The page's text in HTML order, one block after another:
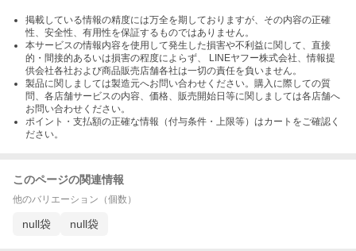
掲載している情報の精度には万全を期しておりますが、その内容の正確
性、安全性、有用性を保証するものではありません。
本サービスの情報内容を使用して発生した損害や不利益に関して、直接
的・間接的あるいは損害の程度によらず、 LINEヤフー株式会社、情報提
供会社各社および商品販売店舗各社は一切の責任を負いません。
製品に関しましては製造元へお問い合わせください。購入に際しての質
問、各店舗サービスの内容、価格、販売開始日等に関しましては各店舗へ
お問い合わせください。
ポイント・支払額の正確な情報（付与条件・上限等）はカートをご確認く
ださい。
このページの関連情報
他のバリエーション（個数）
null袋 null袋